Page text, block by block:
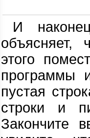
И
объясняет,
этого
программы
пустая
строки и
Закончите